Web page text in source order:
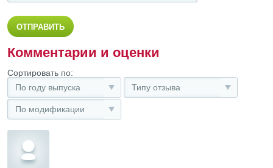
Комментарии и оценки
Сортировать по:
По году выпуска
Типу отзыва
По модификации